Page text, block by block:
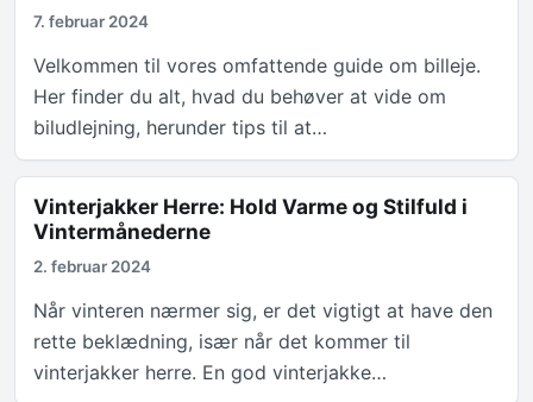
7. februar 2024
Velkommen til vores omfattende guide om billeje.
Her finder du alt, hvad du behøver at vide om
biludlejning, herunder tips til at…
Vinterjakker Herre: Hold Varme og Stilfuld i
Vintermånederne
2. februar 2024
Når vinteren nærmer sig, er det vigtigt at have den
rette beklædning, især når det kommer til
vinterjakker herre. En god vinterjakke…